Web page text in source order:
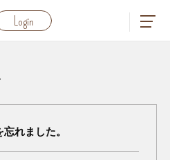
Login
れました。